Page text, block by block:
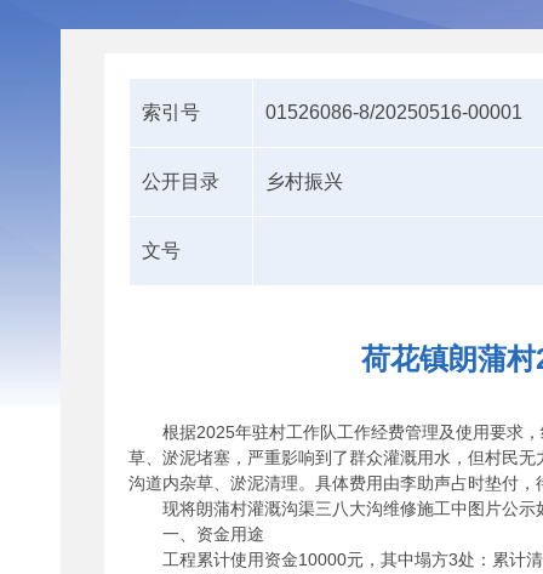
索引号 01526086-8/20250516-00001
公开目录 乡村振兴
文号
荷花镇朗蒲
根据2025年驻村工作队工作经费管理及使用要求
草、淤泥堵塞，严重影响到了群众灌溉用水，但村民
沟道内杂草、淤泥清理。具体费用由李助声占时垫付
现将朗蒲村灌溉沟渠三八大沟维修施工中图片公示
一、资金用途
工程累计使用资金10000元，其中塌方3处：累计